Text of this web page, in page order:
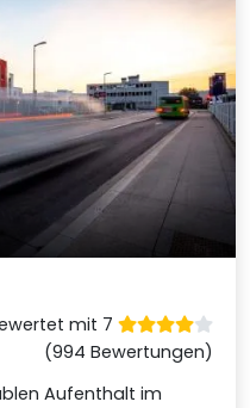
mit 7
(994 Bewertungen)
Aufenthalt im